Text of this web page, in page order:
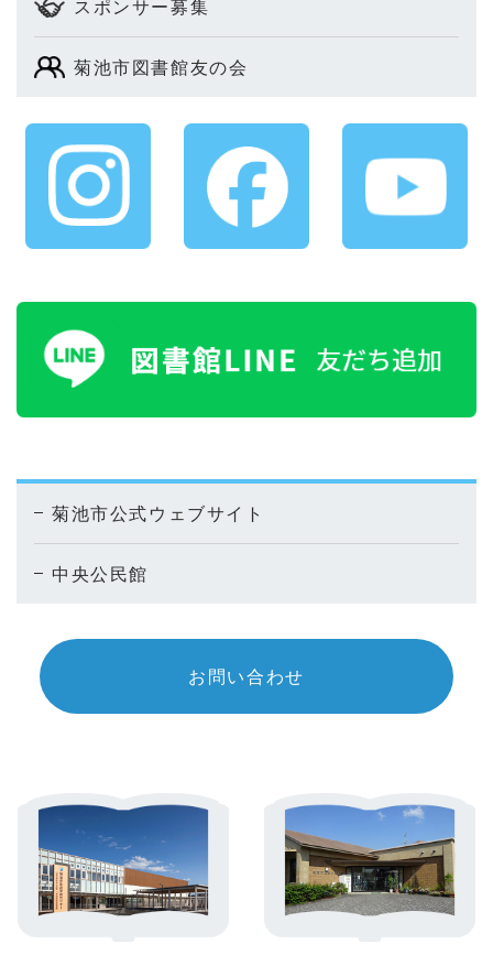
スポンサー募集
菊池市図書館友の会
菊池市公式ウェブサイト
中央公民館
お問い合わせ